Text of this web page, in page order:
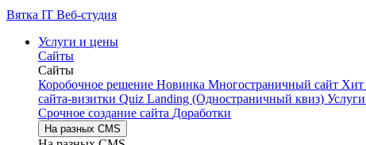
Вятка IT Веб-студия
Услуги и цены
Сайты
Сайты
Коробочное решение Новинка Многостраничный сайт Хит
сайта-визитки Quiz Landing (Одностраничный квиз) Услуги
Срочное создание сайта Доработки
На разных CMS